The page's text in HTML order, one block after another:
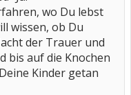
wo Du lebst
wissen, ob Du
der Trauer und
bis auf die Knochen
Kinder getan